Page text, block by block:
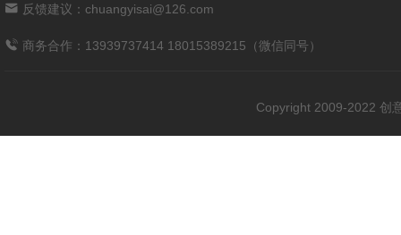
反馈建议：chuangyisai@126.com
商务合作：13939737414 18015389215（微信同号）
Copyright 2009-2022 创